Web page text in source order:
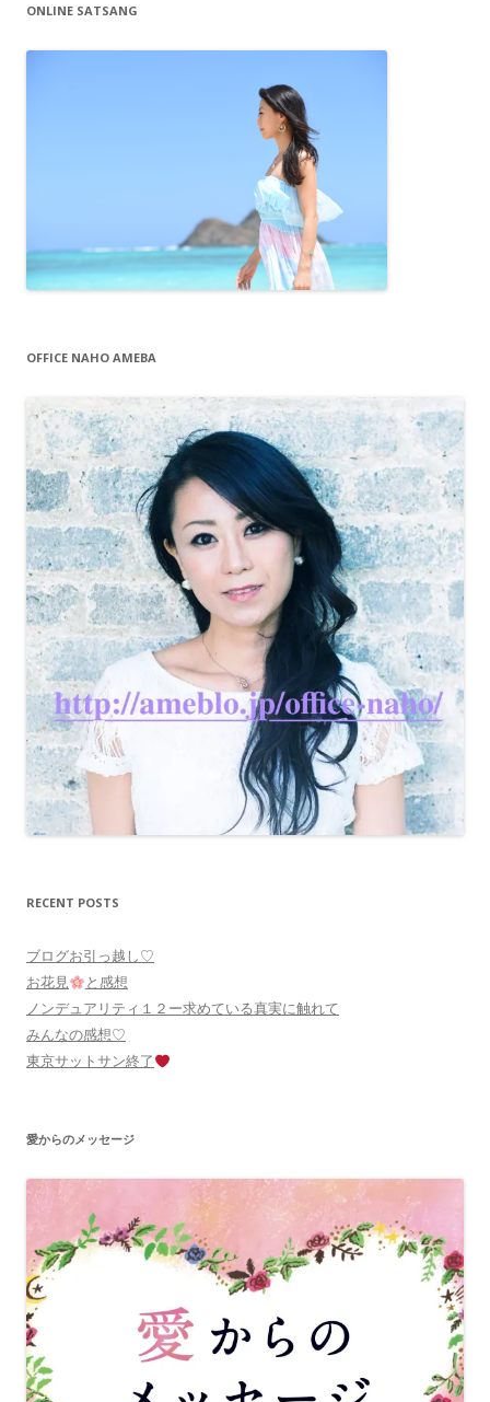
ONLINE SATSANG
OFFICE NAHO AMEBA
RECENT POSTS
ブログお引っ越し♡
お花見
と感想
ノンデュアリティ１２ー求めている真実に触れて
みんなの感想♡
東京サットサン終了
愛からのメッセージ